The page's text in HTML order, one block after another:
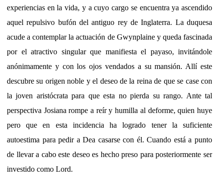
experiencias en la vida, y a cuyo cargo se encuentra ya ascendido
aquel repulsivo bufón del antiguo rey de Inglaterra. La duquesa
acude a contemplar la actuación de Gwynplaine y queda fascinada
por el atractivo singular que manifiesta el payaso, invitándole
anónimamente y con los ojos vendados a su mansión. Allí este
descubre su origen noble y el deseo de la reina de que se case con
la joven aristócrata para que esta no pierda su rango. Ante tal
perspectiva Josiana rompe a reír y humilla al deforme, quien huye
pero que en esta incidencia ha logrado tener la suficiente
autoestima para pedir a Dea casarse con él. Cuando está a punto
de llevar a cabo este deseo es hecho preso para posteriormente ser
investido como Lord.